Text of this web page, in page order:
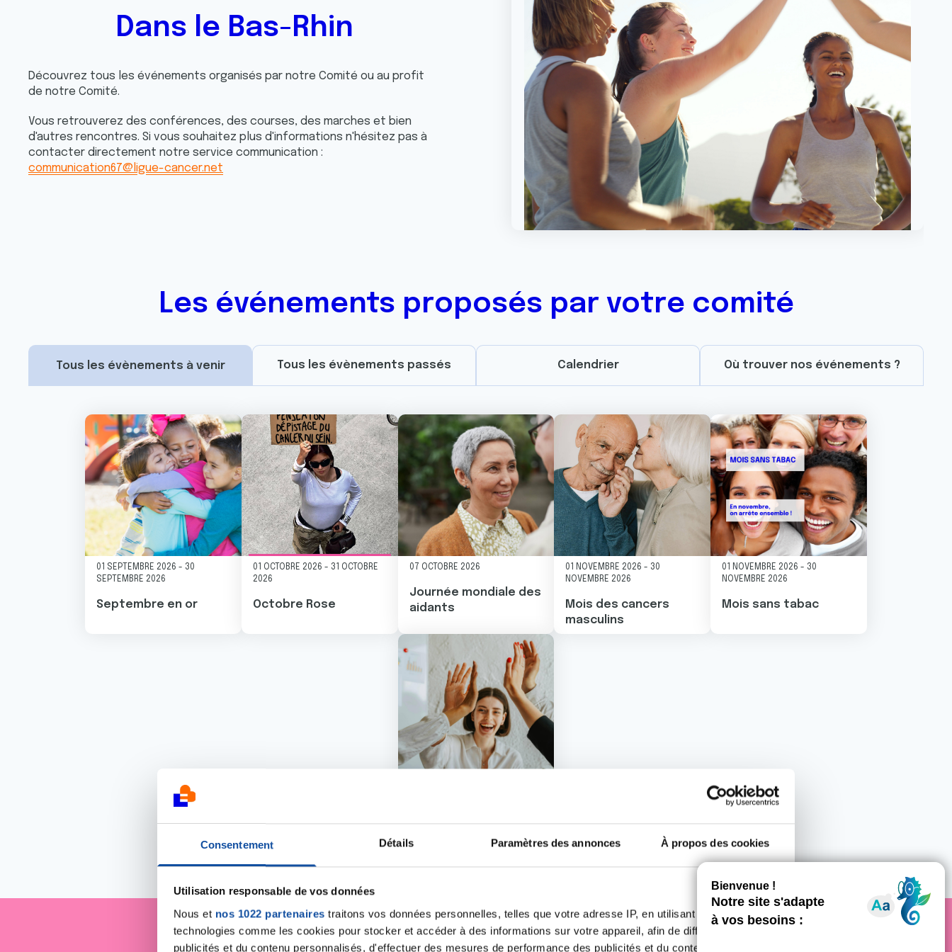
Consentement Détails Paramètres des annonces À propos des cookies
Utilisation responsable de vos données
Nous et nos 1022 partenaires traitons vos données personnelles, telles que votre adresse IP, en utilisant des
technologies comme les cookies pour stocker et accéder à des informations sur votre appareil, afin de diffuser des
publicités et du contenu personnalisés, d'effectuer des mesures de performance des publicités et du contenu, ainsi que de
Dans le Bas-Rhin
Découvrez tous les événements organisés par notre Comité ou au profit
de notre Comité.
Vous retrouverez des conférences, des courses, des marches et bien
d'autres rencontres. Si vous souhaitez plus d'informations n'hésitez pas à
contacter directement notre service communication :
communication67@ligue-cancer.net
Les événements proposés par votre comité
Tous les évènements à venir Tous les évènements passés Calendrier Où trouver nos événements ?
Image
01 SEPTEMBRE 2026 - 30
SEPTEMBRE 2026
Septembre en or
Image
01 OCTOBRE 2026 - 31 OCTOBRE
2026
Octobre Rose
Image
07 OCTOBRE 2026
Journée mondiale des
aidants
Image
01 NOVEMBRE 2026 - 30
NOVEMBRE 2026
Mois des cancers
masculins
Image
01 NOVEMBRE 2026 - 30
NOVEMBRE 2026
Mois sans tabac
Image
bénévolat